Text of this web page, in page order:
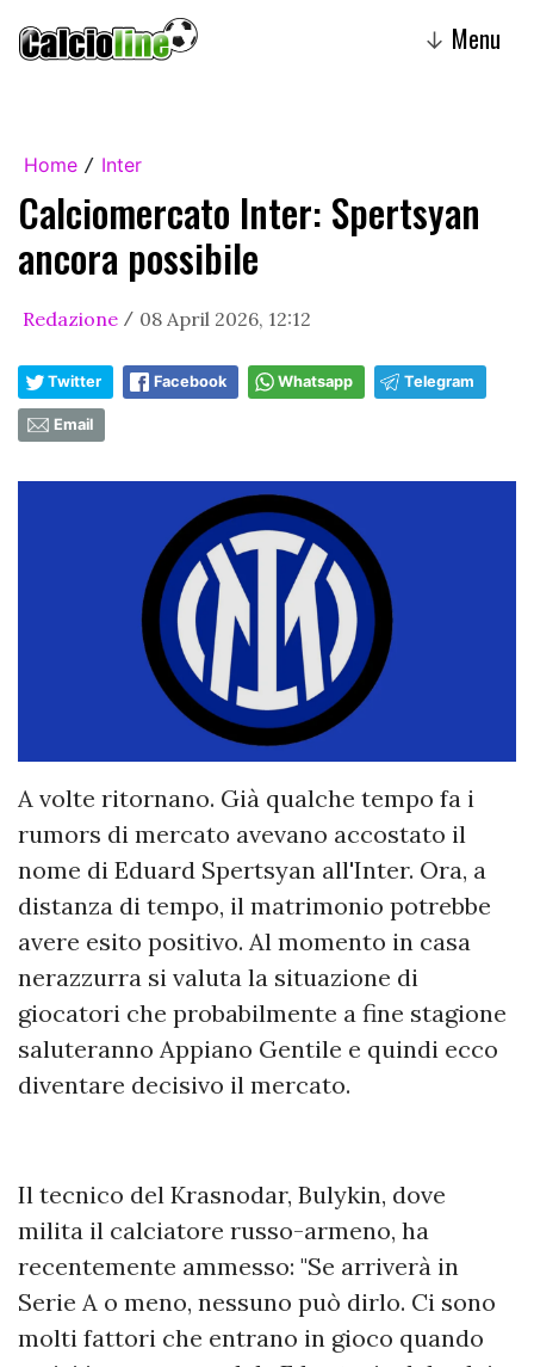
↓ Menu
Home / Inter
Calciomercato Inter: Spertsyan
ancora possibile
Redazione / 08 April 2026, 12:12
Twitter Facebook Whatsapp Telegram
Email
A volte ritornano. Già qualche tempo fa i
rumors di mercato avevano accostato il
nome di Eduard Spertsyan all'Inter. Ora, a
distanza di tempo, il matrimonio potrebbe
avere esito positivo. Al momento in casa
nerazzurra si valuta la situazione di
giocatori che probabilmente a fine stagione
saluteranno Appiano Gentile e quindi ecco
diventare decisivo il mercato.
Il tecnico del Krasnodar, Bulykin, dove
milita il calciatore russo-armeno, ha
recentemente ammesso: "Se arriverà in
Serie A o meno, nessuno può dirlo. Ci sono
molti fattori che entrano in gioco quando